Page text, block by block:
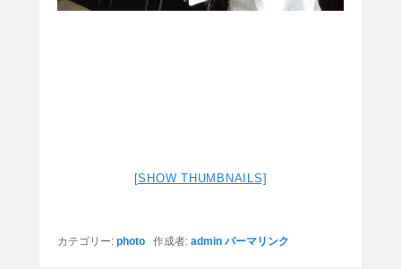
[SHOW THUMBNAILS]
カテゴリー: photo 作成者: admin パーマリンク